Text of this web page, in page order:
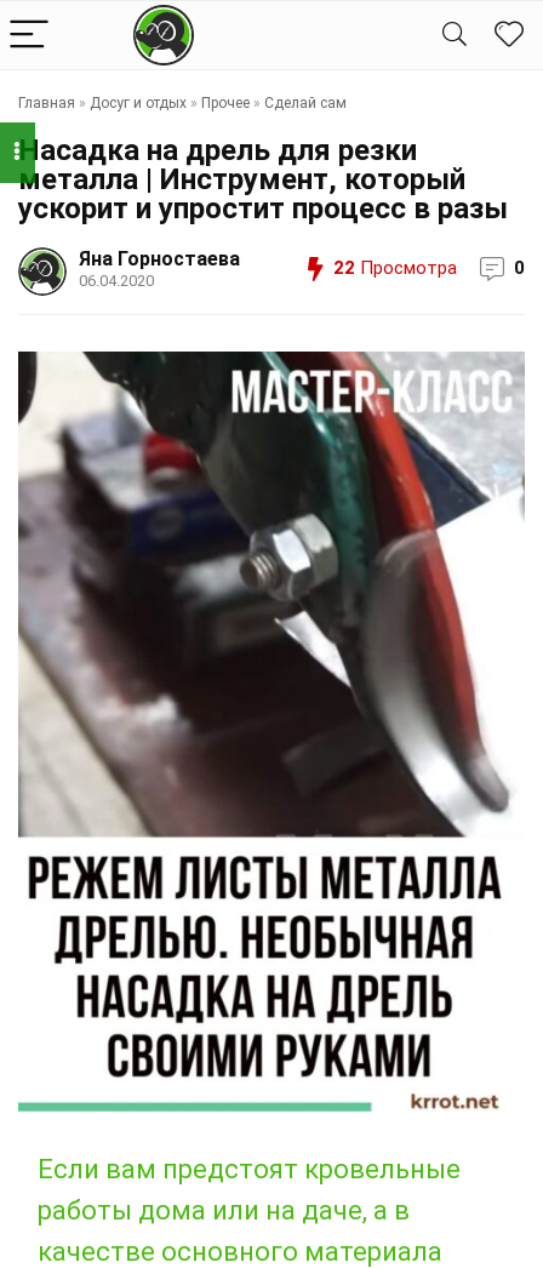
Главная » Досуг и отдых » Прочее » Сделай сам
Насадка на дрель для резки
металла | Инструмент, который
ускорит и упростит процесс в разы
Яна Горностаева
06.04.2020
22 Просмотра 0
Если вам предстоят кровельные
работы дома или на даче, а в
качестве основного материала